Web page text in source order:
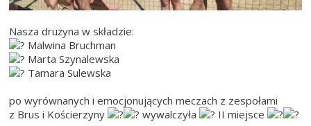
Nasza drużyna w składzie:
Malwina Bruchman
Marta Szynalewska
Tamara Sulewska
po wyrównanych i emocjonujących meczach z zespołami
z Brus i Kościerzyny
wywalczyła
II miejsce